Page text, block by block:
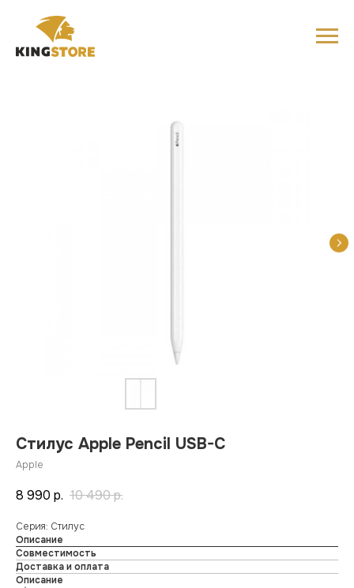
Стилус Apple Pencil USB-C
Apple
8 990 р. 10 490р.
Серия: Стилус
Описание
Совместимость
Доставка и оплата
Описание